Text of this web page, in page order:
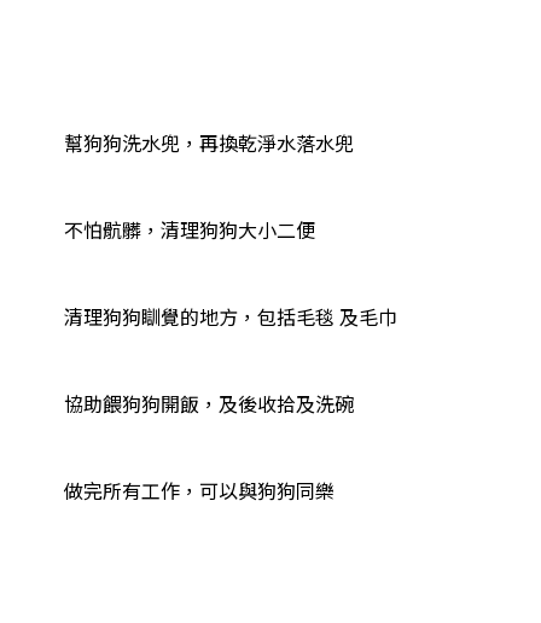
幫狗狗洗水兜，再換乾淨水落水兜
不怕骯髒，清理狗狗大小二便
清理狗狗瞓覺的地方，包括毛毯 及毛巾
協助餵狗狗開飯，及後收拾及洗碗
做完所有工作，可以與狗狗同樂